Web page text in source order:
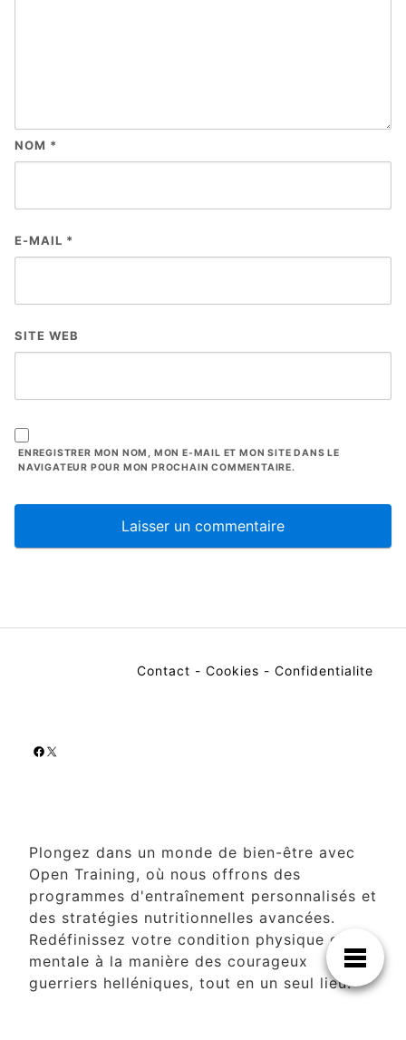
NOM *
E-MAIL *
SITE WEB
ENREGISTRER MON NOM, MON E-MAIL ET MON SITE DANS LE
NAVIGATEUR POUR MON PROCHAIN COMMENTAIRE.
Contact - Cookies - Confidentialite
Facebook
X
Plongez dans un monde de bien-être avec
Open Training, où nous offrons des
programmes d'entraînement personnalisés et
des stratégies nutritionnelles avancées.
Redéfinissez votre condition physique et
mentale à la manière des courageux
guerriers helléniques, tout en un seul lieu.